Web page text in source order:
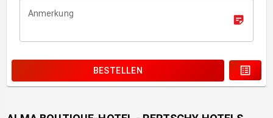
Anmerkung
BESTELLEN